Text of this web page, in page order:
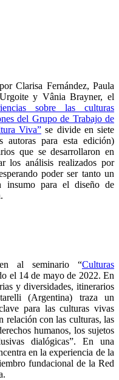
Clarisa Fernández, Paula
y Vânia Brayner, el
sobre las culturas
del Grupo de Trabajo de
Viva” se divide en siete
autoras para esta edición)
que se desarrollaron en
los análisis realizados por
poder ser tanto un
insumo para el diseño de
al seminario “Culturas
el 14 de mayo de 2022. En
y diversidades, itinerarios
(Argentina) traza un
para las culturas vivas
relación con las culturas, las
humanos, los sujetos
dialógicas”. En una
en la experiencia de la
fundacional de la Red